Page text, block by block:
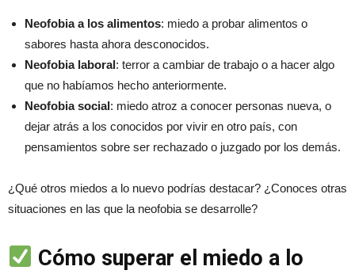
Neofobia a los alimentos: miedo a probar alimentos o
sabores hasta ahora desconocidos.
Neofobia laboral: terror a cambiar de trabajo o a hacer algo
que no habíamos hecho anteriormente.
Neofobia social: miedo atroz a conocer personas nueva, o
dejar atrás a los conocidos por vivir en otro país, con
pensamientos sobre ser rechazado o juzgado por los demás.
¿Qué otros miedos a lo nuevo podrías destacar? ¿Conoces otras
situaciones en las que la neofobia se desarrolle?
Cómo superar el miedo a lo